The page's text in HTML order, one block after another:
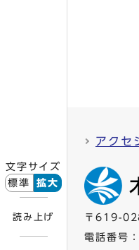
文字サイズ
標準
拡大
読み上げ
アクセ
〒619-
電話番号：